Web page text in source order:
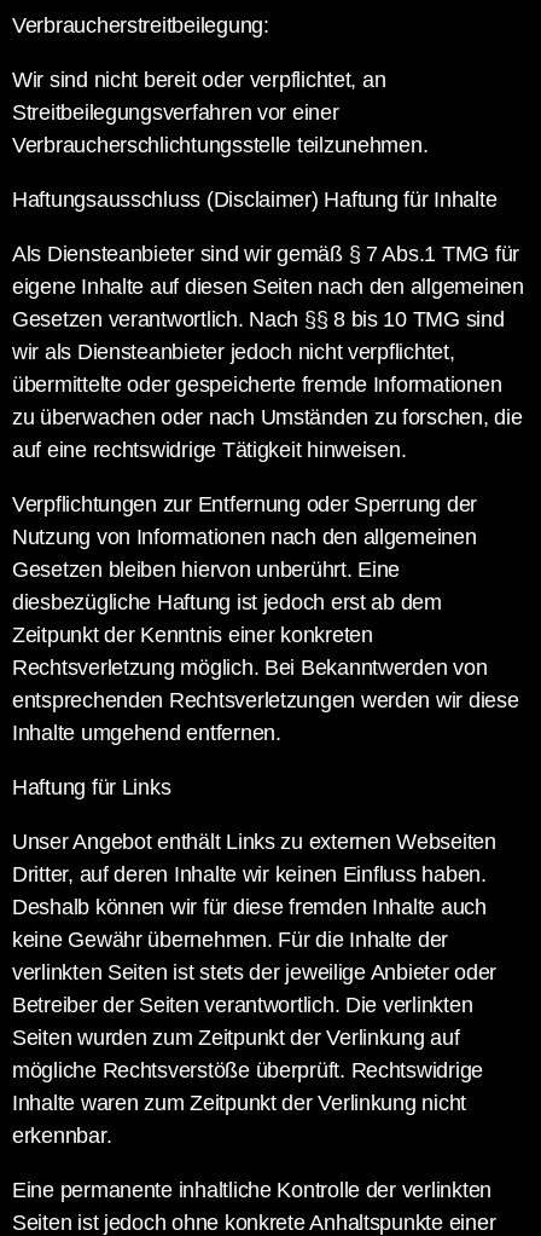
Verbraucherstreitbeilegung:
Wir sind nicht bereit oder verpflichtet, an
Streitbeilegungsverfahren vor einer
Verbraucherschlichtungsstelle teilzunehmen.
Haftungsausschluss (Disclaimer) Haftung für Inhalte
Als Diensteanbieter sind wir gemäß § 7 Abs.1 TMG für
eigene Inhalte auf diesen Seiten nach den allgemeinen
Gesetzen verantwortlich. Nach §§ 8 bis 10 TMG sind
wir als Diensteanbieter jedoch nicht verpflichtet,
übermittelte oder gespeicherte fremde Informationen
zu überwachen oder nach Umständen zu forschen, die
auf eine rechtswidrige Tätigkeit hinweisen.
Verpflichtungen zur Entfernung oder Sperrung der
Nutzung von Informationen nach den allgemeinen
Gesetzen bleiben hiervon unberührt. Eine
diesbezügliche Haftung ist jedoch erst ab dem
Zeitpunkt der Kenntnis einer konkreten
Rechtsverletzung möglich. Bei Bekanntwerden von
entsprechenden Rechtsverletzungen werden wir diese
Inhalte umgehend entfernen.
Haftung für Links
Unser Angebot enthält Links zu externen Webseiten
Dritter, auf deren Inhalte wir keinen Einfluss haben.
Deshalb können wir für diese fremden Inhalte auch
keine Gewähr übernehmen. Für die Inhalte der
verlinkten Seiten ist stets der jeweilige Anbieter oder
Betreiber der Seiten verantwortlich. Die verlinkten
Seiten wurden zum Zeitpunkt der Verlinkung auf
mögliche Rechtsverstöße überprüft. Rechtswidrige
Inhalte waren zum Zeitpunkt der Verlinkung nicht
erkennbar.
Eine permanente inhaltliche Kontrolle der verlinkten
Seiten ist jedoch ohne konkrete Anhaltspunkte einer